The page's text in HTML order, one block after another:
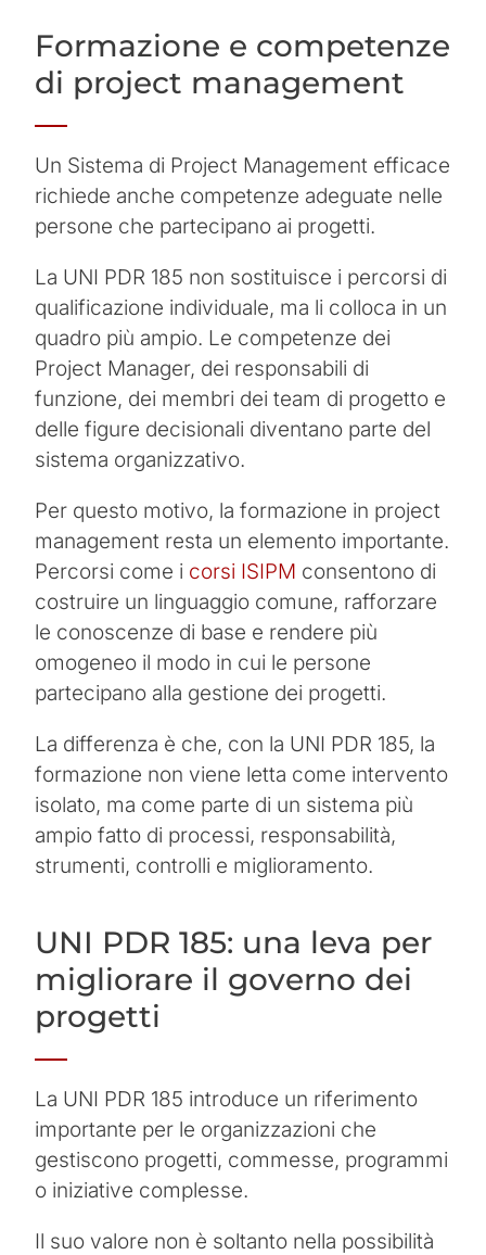
Formazione e competenze
di project management
Un Sistema di Project Management efficace
richiede anche competenze adeguate nelle
persone che partecipano ai progetti.
La UNI PDR 185 non sostituisce i percorsi di
qualificazione individuale, ma li colloca in un
quadro più ampio. Le competenze dei
Project Manager, dei responsabili di
funzione, dei membri dei team di progetto e
delle figure decisionali diventano parte del
sistema organizzativo.
Per questo motivo, la formazione in project
management resta un elemento importante.
Percorsi come i corsi ISIPM consentono di
costruire un linguaggio comune, rafforzare
le conoscenze di base e rendere più
omogeneo il modo in cui le persone
partecipano alla gestione dei progetti.
La differenza è che, con la UNI PDR 185, la
formazione non viene letta come intervento
isolato, ma come parte di un sistema più
ampio fatto di processi, responsabilità,
strumenti, controlli e miglioramento.
UNI PDR 185: una leva per
migliorare il governo dei
progetti
La UNI PDR 185 introduce un riferimento
importante per le organizzazioni che
gestiscono progetti, commesse, programmi
o iniziative complesse.
Il suo valore non è soltanto nella possibilità